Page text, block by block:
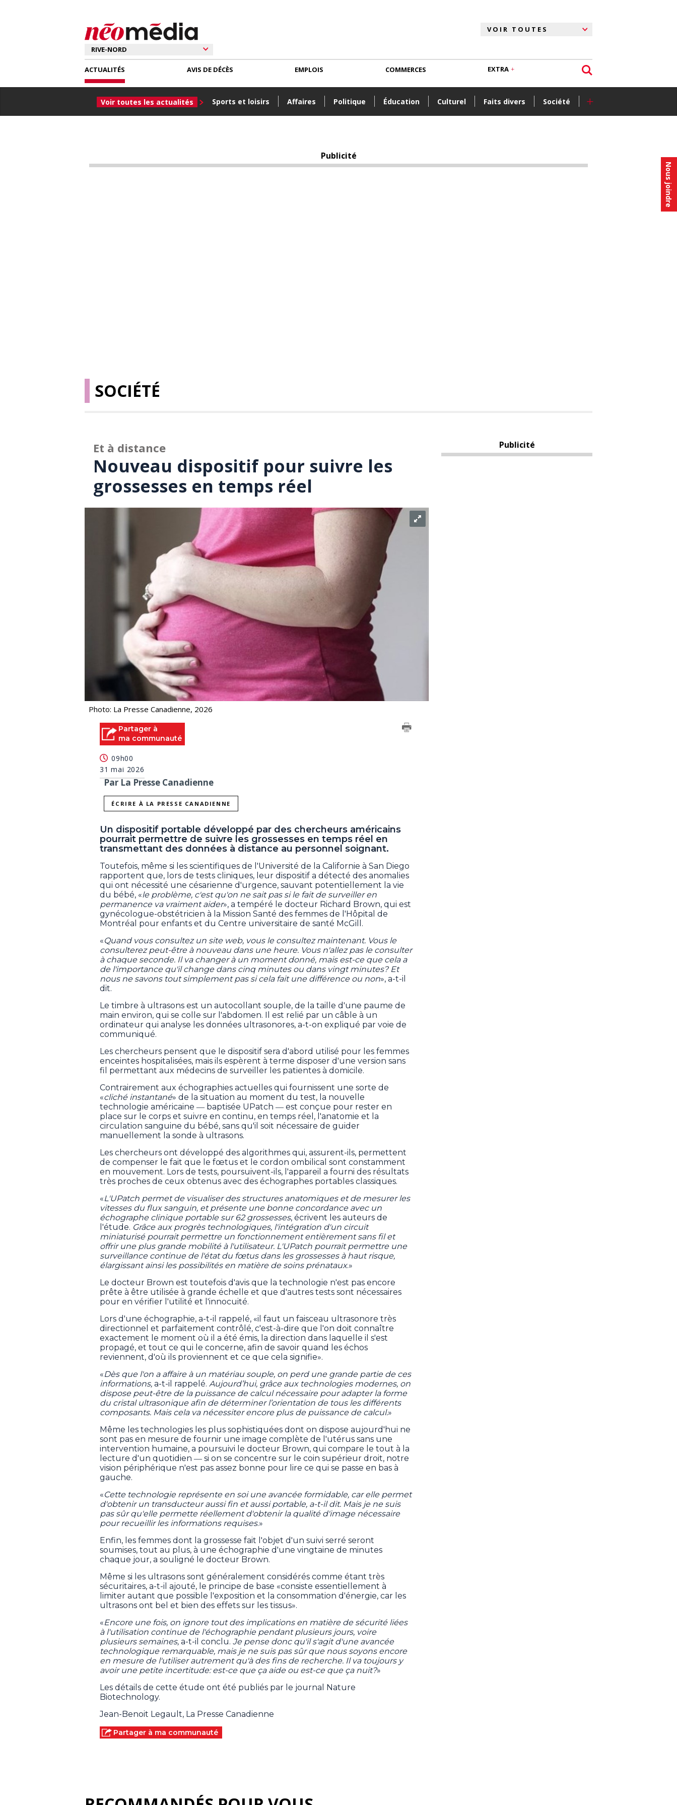
Nous joindre
ACTUALITÉS
Voir toutes les actualités Sports et loisirs Affaires Politique Éducation Culturel Faits divers Société +
AVIS DE DÉCÈS EMPLOIS COMMERCES EXTRA
Publicité
SOCIÉTÉ
Et à distance
Nouveau dispositif pour suivre les
grossesses en temps réel
Photo: La Presse Canadienne, 2026
Partager à
ma communauté
09h00
31 mai 2026
Par La Presse Canadienne
ÉCRIRE À LA PRESSE CANADIENNE
Un dispositif portable développé par des chercheurs américains
pourrait permettre de suivre les grossesses en temps réel en
transmettant des données à distance au personnel soignant.
Toutefois, même si les scientifiques de l'Université de la Californie à San Diego
rapportent que, lors de tests cliniques, leur dispositif a détecté des anomalies
qui ont nécessité une césarienne d'urgence, sauvant potentiellement la vie
du bébé, «le problème, c'est qu'on ne sait pas si le fait de surveiller en
permanence va vraiment aider», a tempéré le docteur Richard Brown, qui est
gynécologue-obstétricien à la Mission Santé des femmes de l'Hôpital de
Montréal pour enfants et du Centre universitaire de santé McGill.
«Quand vous consultez un site web, vous le consultez maintenant. Vous le
consulterez peut-être à nouveau dans une heure. Vous n'allez pas le consulter
à chaque seconde. Il va changer à un moment donné, mais est-ce que cela a
de l'importance qu'il change dans cinq minutes ou dans vingt minutes? Et
nous ne savons tout simplement pas si cela fait une différence ou non», a-t-il
dit.
Le timbre à ultrasons est un autocollant souple, de la taille d'une paume de
main environ, qui se colle sur l'abdomen. Il est relié par un câble à un
ordinateur qui analyse les données ultrasonores, a-t-on expliqué par voie de
communiqué.
Les chercheurs pensent que le dispositif sera d'abord utilisé pour les femmes
enceintes hospitalisées, mais ils espèrent à terme disposer d'une version sans
fil permettant aux médecins de surveiller les patientes à domicile.
Contrairement aux échographies actuelles qui fournissent une sorte de
«cliché instantané» de la situation au moment du test, la nouvelle
technologie américaine ― baptisée UPatch ― est conçue pour rester en
place sur le corps et suivre en continu, en temps réel, l'anatomie et la
circulation sanguine du bébé, sans qu'il soit nécessaire de guider
manuellement la sonde à ultrasons.
Les chercheurs ont développé des algorithmes qui, assurent-ils, permettent
de compenser le fait que le fœtus et le cordon ombilical sont constamment
en mouvement. Lors de tests, poursuivent-ils, l'appareil a fourni des résultats
très proches de ceux obtenus avec des échographes portables classiques.
«L'UPatch permet de visualiser des structures anatomiques et de mesurer les
vitesses du flux sanguin, et présente une bonne concordance avec un
échographe clinique portable sur 62 grossesses, écrivent les auteurs de
l'étude. Grâce aux progrès technologiques, l'intégration d'un circuit
miniaturisé pourrait permettre un fonctionnement entièrement sans fil et
offrir une plus grande mobilité à l'utilisateur. L'UPatch pourrait permettre une
surveillance continue de l'état du fœtus dans les grossesses à haut risque,
élargissant ainsi les possibilités en matière de soins prénataux.»
Le docteur Brown est toutefois d'avis que la technologie n'est pas encore
prête à être utilisée à grande échelle et que d'autres tests sont nécessaires
pour en vérifier l'utilité et l'innocuité.
Lors d'une échographie, a-t-il rappelé, «il faut un faisceau ultrasonore très
directionnel et parfaitement contrôlé, c'est-à-dire que l'on doit connaître
exactement le moment où il a été émis, la direction dans laquelle il s'est
propagé, et tout ce qui le concerne, afin de savoir quand les échos
reviennent, d'où ils proviennent et ce que cela signifie».
«Dès que l'on a affaire à un matériau souple, on perd une grande partie de ces
informations, a-t-il rappelé. Aujourd’hui, grâce aux technologies modernes, on
dispose peut-être de la puissance de calcul nécessaire pour adapter la forme
du cristal ultrasonique afin de déterminer l’orientation de tous les différents
composants. Mais cela va nécessiter encore plus de puissance de calcul.»
Même les technologies les plus sophistiquées dont on dispose aujourd'hui ne
sont pas en mesure de fournir une image complète de l'utérus sans une
intervention humaine, a poursuivi le docteur Brown, qui compare le tout à la
lecture d'un quotidien ― si on se concentre sur le coin supérieur droit, notre
vision périphérique n'est pas assez bonne pour lire ce qui se passe en bas à
gauche.
«Cette technologie représente en soi une avancée formidable, car elle permet
d'obtenir un transducteur aussi fin et aussi portable, a-t-il dit. Mais je ne suis
pas sûr qu'elle permette réellement d'obtenir la qualité d'image nécessaire
pour recueillir les informations requises.»
Enfin, les femmes dont la grossesse fait l'objet d'un suivi serré seront
soumises, tout au plus, à une échographie d'une vingtaine de minutes
chaque jour, a souligné le docteur Brown.
Même si les ultrasons sont généralement considérés comme étant très
sécuritaires, a-t-il ajouté, le principe de base «consiste essentiellement à
limiter autant que possible l'exposition et la consommation d'énergie, car les
ultrasons ont bel et bien des effets sur les tissus».
«Encore une fois, on ignore tout des implications en matière de sécurité liées
à l'utilisation continue de l'échographie pendant plusieurs jours, voire
plusieurs semaines, a-t-il conclu. Je pense donc qu'il s'agit d'une avancée
technologique remarquable, mais je ne suis pas sûr que nous soyons encore
en mesure de l'utiliser autrement qu'à des fins de recherche. Il va toujours y
avoir une petite incertitude: est-ce que ça aide ou est-ce que ça nuit?»
Les détails de cette étude ont été publiés par le journal Nature
Biotechnology.
Jean-Benoit Legault, La Presse Canadienne
Partager à ma communauté
Publicité